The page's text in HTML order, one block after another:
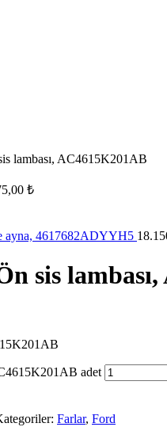
lambası, AC4615K201AB
₺
ayna, 4617682ADYYH5
sis
adet
Farlar, Ford